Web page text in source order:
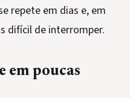
repete em dias e, em
difícil de interromper.
em poucas